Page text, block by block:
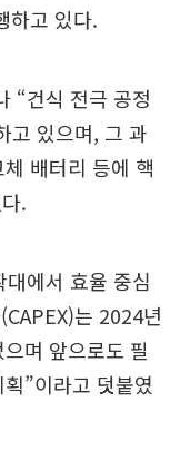
하고 있다.
“건식 전극 공정
고 있으며, 그 과
배터리 등에 핵
.
에서 효율 중심
는 2024년
며 앞으로도 필
”이라고 덧붙였